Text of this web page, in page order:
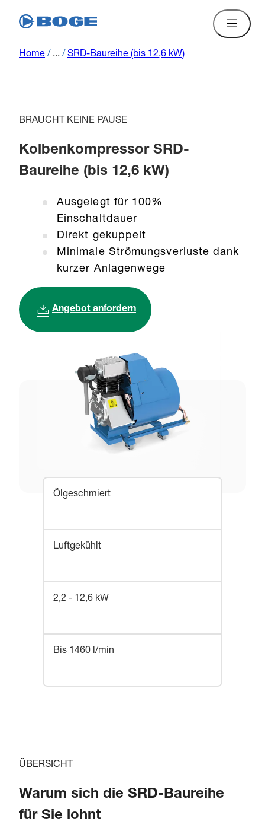
Home / ... / SRD-Baureihe (bis 12,6 kW)
BRAUCHT KEINE PAUSE
Kolbenkompressor SRD-
Baureihe (bis 12,6 kW)
Ausgelegt für 100%
Einschaltdauer
Direkt gekuppelt
Minimale Strömungsverluste dank
kurzer Anlagenwege
Angebot anfordern
Ölgeschmiert
Luftgekühlt
2,2 - 12,6 kW
Bis 1460 l/min
ÜBERSICHT
Warum sich die SRD-Baureihe
für Sie lohnt